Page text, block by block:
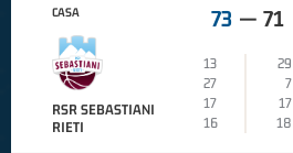
CASA
RSR SEBASTIANI
RIETI
73 — 71
13
29
27
7
17
17
16
18